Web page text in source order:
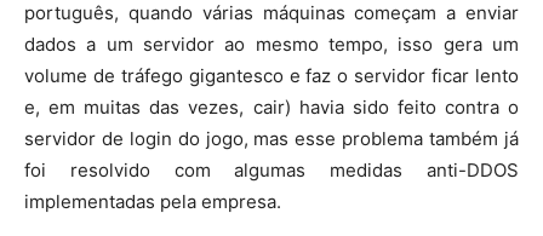
português, quando várias máquinas começam a enviar
dados a um servidor ao mesmo tempo, isso gera um
volume de tráfego gigantesco e faz o servidor ficar lento
e, em muitas das vezes, cair) havia sido feito contra o
servidor de login do jogo, mas esse problema também já
foi resolvido com algumas medidas anti-DDOS
implementadas pela empresa.